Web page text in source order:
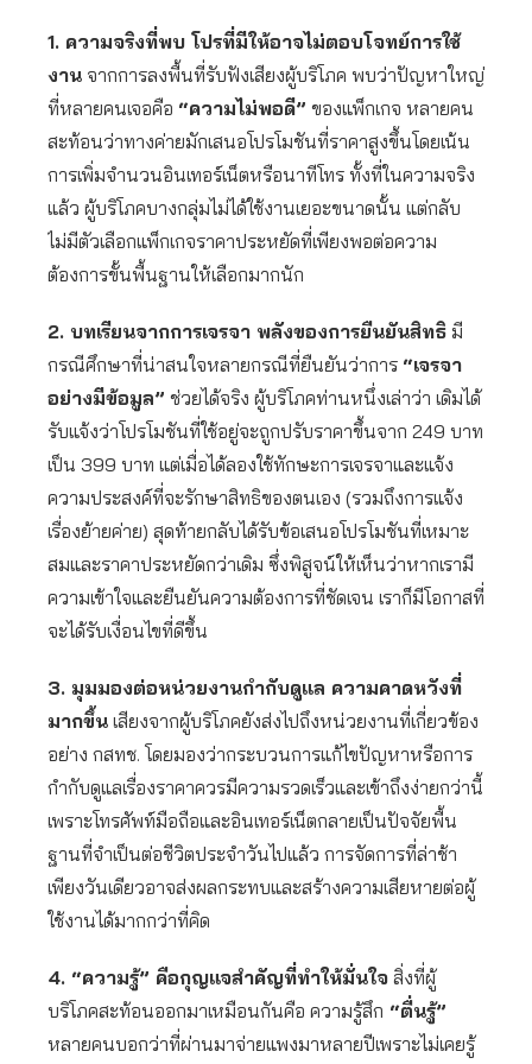
1. ความจริงที่พบ โปรที่มีให้อาจไม่ตอบโจทย์การใช้
งาน จากการลงพื้นที่รับฟังเสียงผู้บริโภค พบว่าปัญหาใหญ่
ที่หลายคนเจอคือ “ความไม่พอดี” ของแพ็กเกจ หลายคน
สะท้อนว่าทางค่ายมักเสนอโปรโมชันที่ราคาสูงขึ้นโดยเน้น
การเพิ่มจำนวนอินเทอร์เน็ตหรือนาทีโทร ทั้งที่ในความจริง
แล้ว ผู้บริโภคบางกลุ่มไม่ได้ใช้งานเยอะขนาดนั้น แต่กลับ
ไม่มีตัวเลือกแพ็กเกจราคาประหยัดที่เพียงพอต่อความ
ต้องการขั้นพื้นฐานให้เลือกมากนัก
2. บทเรียนจากการเจรจา พลังของการยืนยันสิทธิ มี
กรณีศึกษาที่น่าสนใจหลายกรณีที่ยืนยันว่าการ “เจรจา
อย่างมีข้อมูล” ช่วยได้จริง ผู้บริโภคท่านหนึ่งเล่าว่า เดิมได้
รับแจ้งว่าโปรโมชันที่ใช้อยู่จะถูกปรับราคาขึ้นจาก 249 บาท
เป็น 399 บาท แต่เมื่อได้ลองใช้ทักษะการเจรจาและแจ้ง
ความประสงค์ที่จะรักษาสิทธิของตนเอง (รวมถึงการแจ้ง
เรื่องย้ายค่าย) สุดท้ายกลับได้รับข้อเสนอโปรโมชันที่เหมาะ
สมและราคาประหยัดกว่าเดิม ซึ่งพิสูจน์ให้เห็นว่าหากเรามี
ความเข้าใจและยืนยันความต้องการที่ชัดเจน เราก็มีโอกาสที่
จะได้รับเงื่อนไขที่ดีขึ้น
3. มุมมองต่อหน่วยงานกำกับดูแล ความคาดหวังที่
มากขึ้น เสียงจากผู้บริโภคยังส่งไปถึงหน่วยงานที่เกี่ยวข้อง
อย่าง กสทช. โดยมองว่ากระบวนการแก้ไขปัญหาหรือการ
กำกับดูแลเรื่องราคาควรมีความรวดเร็วและเข้าถึงง่ายกว่านี้
เพราะโทรศัพท์มือถือและอินเทอร์เน็ตกลายเป็นปัจจัยพื้น
ฐานที่จำเป็นต่อชีวิตประจำวันไปแล้ว การจัดการที่ล่าช้า
เพียงวันเดียวอาจส่งผลกระทบและสร้างความเสียหายต่อผู้
ใช้งานได้มากกว่าที่คิด
4. “ความรู้” คือกุญแจสำคัญที่ทำให้มั่นใจ สิ่งที่ผู้
บริโภคสะท้อนออกมาเหมือนกันคือ ความรู้สึก “ตื่นรู้”
หลายคนบอกว่าที่ผ่านมาจ่ายแพงมาหลายปีเพราะไม่เคยรู้